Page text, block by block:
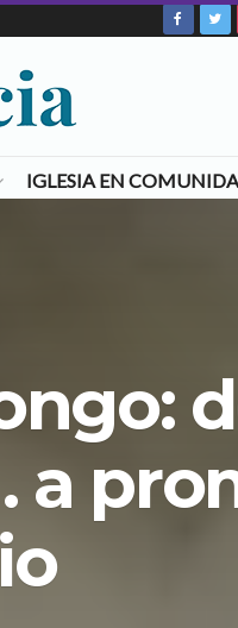
IGLESIA EN
a